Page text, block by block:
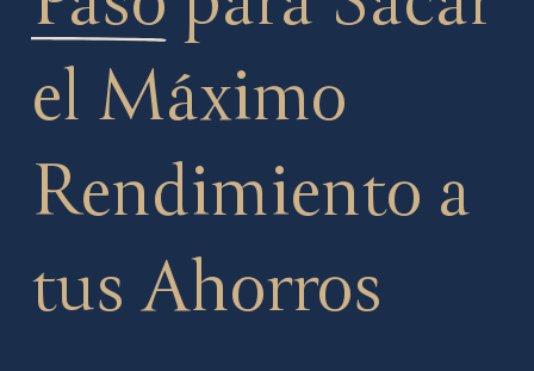
el Máximo
Rendimiento a
tus Ahorros